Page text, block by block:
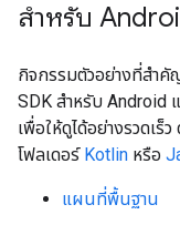
สำหรับ
กิจกรรมตัวอย่างที่สำ
SDK สำหรับ Android
เพื่อให้ดูได้อย่างรวดเร็
โฟลเดอร์ Kotlin หรือ
แผนที่พื้นฐาน